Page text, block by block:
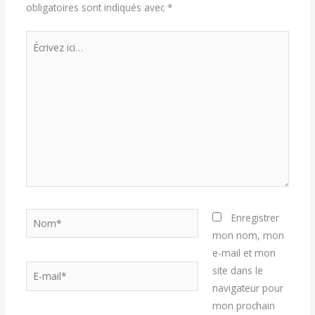
obligatoires sont indiqués avec *
Écrivez
mail*
Enregistrer
mon nom, mon
e-mail et mon
site dans le
navigateur pour
mon prochain